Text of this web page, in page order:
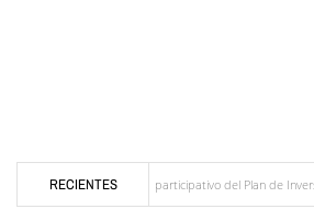
RECIENTES
del presupuesto participativo del Plan de Inversión 2027